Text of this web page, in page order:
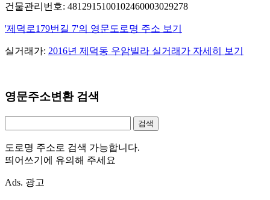
건물관리번호: 4812915100102460003029278
'제덕로179번길 7'의 영문도로명 주소 보기
실거래가: 2016년 제덕동 우암빌라 실거래가 자세히 보기
영문주소변환 검색
도로명 주소로 검색 가능합니다.
띄어쓰기에 유의해 주세요
Ads. 광고